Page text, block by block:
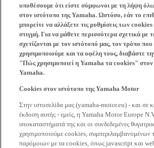
υποθέσουμε ότι είστε σύμφωνοι με τη λήψη
στον ιστότοπο της Yamaha. Ωστόσο, εάν το
μπορείτε να αλλάξετε τις ρυθμίσεις των
στιγμή. Για να μάθετε περισσότερα σχετικά με
σχετίζονται με τον ιστότοπό μας, τον τρόπο που
χρησιμοποιούμε και τα οφέλη τους, διαβάστε
"Πώς χρησιμοποιεί η Yamaha τα cookies" στον
Yamaha.
Cookies στον ιστότοπο της Yamaha Motor
Στην ιστοσελίδα μας (yamaha-motor.eu) - και σε
έκδοση αυτής - εμείς, η Yamaha Motor Europe
υποκαταστήματά της και οι συνδεδεμένες
χρησιμοποιούμε cookies, συμπεριλαμβανομένων
παρόμοιων με τα cookies, όπως javascript και